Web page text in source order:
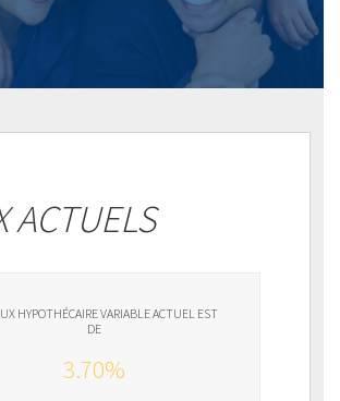
ACTUELS
HYPOTHÉCAIRE VARIABLE ACTUEL EST
DE
3.70%